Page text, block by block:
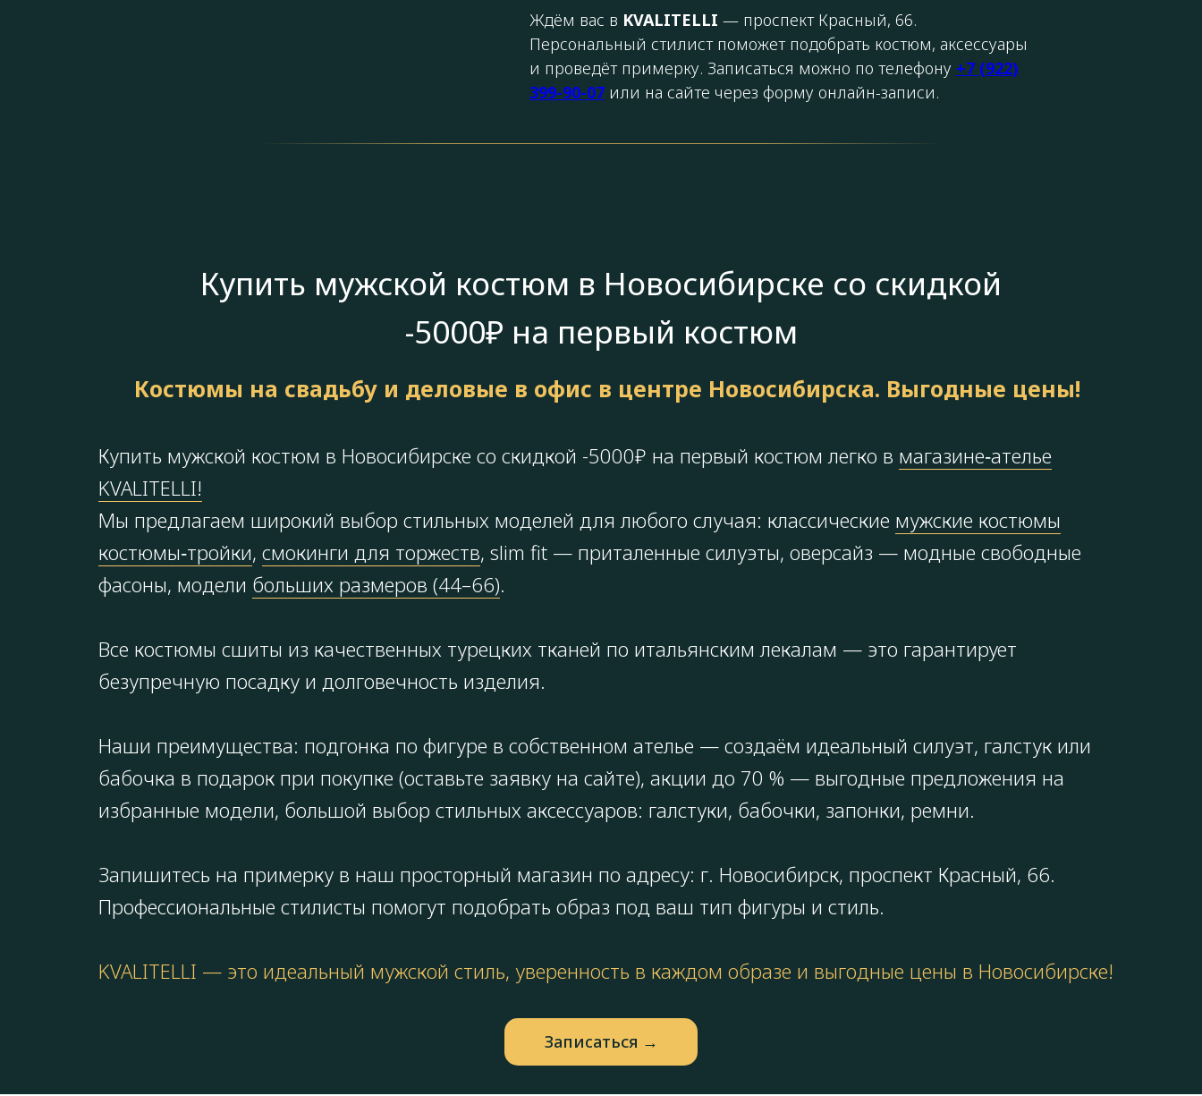
Ждём вас в KVALITELLI — проспект Красный, 66.
Персональный стилист поможет подобрать костюм, аксессуары
и проведёт примерку. Записаться можно по телефону +7 (922)
399-90-07 или на сайте через форму онлайн-записи.
Купить мужской костюм в Новосибирске со скидкой
-5000₽ на первый костюм
Купить мужской костюм в Новосибирске со скидкой -5000₽ на первый костюм легко в магазине‑ателье
KVALITELLI!
Мы предлагаем широкий выбор стильных моделей для любого случая: классические мужские костюмы
костюмы‑тройки, смокинги для торжеств, slim fit — приталенные силуэты, оверсайз — модные свободные
фасоны, модели больших размеров (44–66).
Все костюмы сшиты из качественных турецких тканей по итальянским лекалам — это гарантирует
безупречную посадку и долговечность изделия.
Наши преимущества: подгонка по фигуре в собственном ателье — создаём идеальный силуэт, галстук или
бабочка в подарок при покупке (оставьте заявку на сайте), акции до 70 % — выгодные предложения на
избранные модели, большой выбор стильных аксессуаров: галстуки, бабочки, запонки, ремни.
Запишитесь на примерку в наш просторный магазин по адресу: г. Новосибирск, проспект Красный, 66.
Профессиональные стилисты помогут подобрать образ под ваш тип фигуры и стиль.
KVALITELLI — это идеальный мужской стиль, уверенность в каждом образе и выгодные цены в Новосибирске!
Костюмы на свадьбу и деловые в офис в центре Новосибирска. Выгодные цены!
Запиcаться →